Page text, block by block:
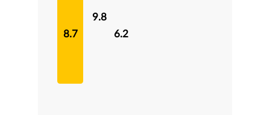
8.7
9.8
6.2